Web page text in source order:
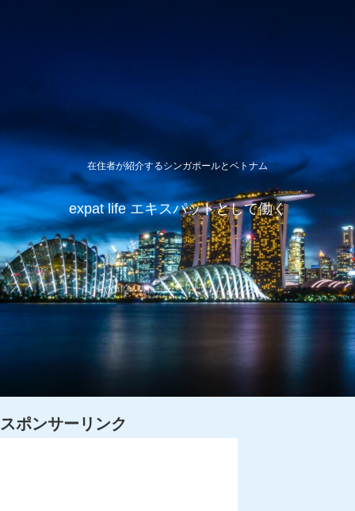
在住者が紹介するシンガポールとベトナム
expat life エキスパットとして働く
スポンサーリンク